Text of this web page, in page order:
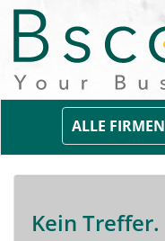
ALLE FIRMEN
Kein Treffer.